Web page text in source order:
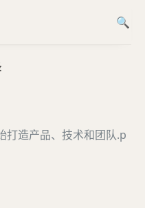
打造产品、技术和团队.p